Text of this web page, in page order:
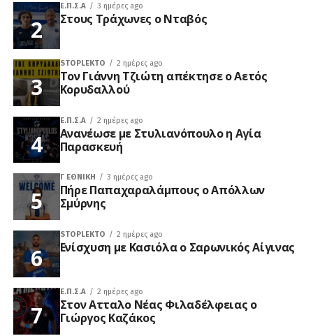
Ε.Π.Σ.Α 3 ημέρες ago
Στους Τράχωνες ο Νταβός
STOPLEKTO 2 ημέρες ago
Τον Γιάννη Τζιώτη απέκτησε ο Αετός
Κορυδαλλού
Ε.Π.Σ.Α 2 ημέρες ago
Ανανέωσε με Στυλιανόπουλο η Αγία
Παρασκευή
Γ ΕΘΝΙΚΉ 3 ημέρες ago
Πήρε Παπαχαραλάμπους ο Απόλλων
Σμύρνης
STOPLEKTO 2 ημέρες ago
Ενίσχυση με Κασιόλα ο Σαρωνικός Αίγινας
Ε.Π.Σ.Α 2 ημέρες ago
Στον Ατταλο Νέας Φιλαδέλφειας ο
Γιώργος Καζάκος